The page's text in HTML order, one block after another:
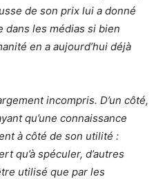
de son prix lui a donné
les médias si bien
en a aujourd’hui déjà
incompris. D’un côté,
qu’une connaissance
à côté de son utilité :
qu’à spéculer, d’autres
utilisé que par les